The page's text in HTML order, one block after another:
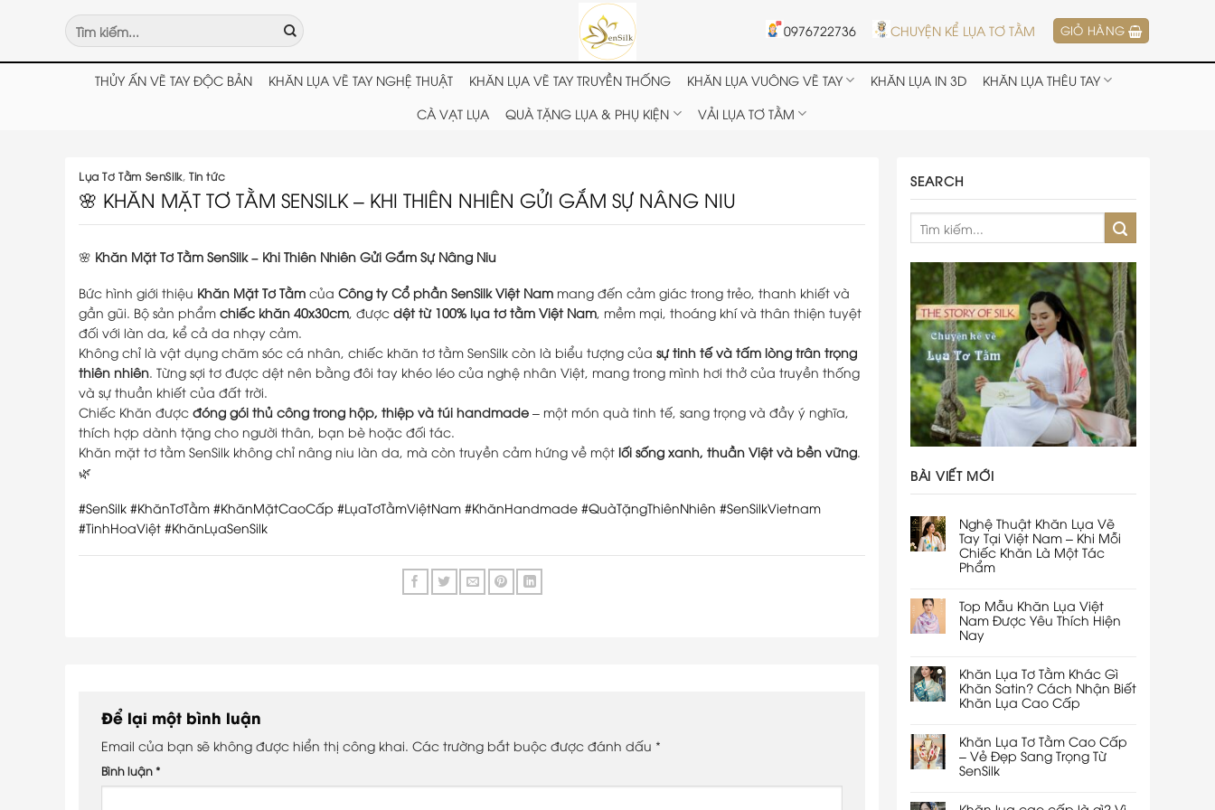
dung
Tìm
kiếm:
0976722736 CHUYỆN KỂ LỤA TƠ TẰM GIỎ HÀNG
THỦY ẤN VẼ TAY ĐỘC BẢN KHĂN LỤA VẼ TAY NGHỆ THUẬT KHĂN LỤA VẼ TAY TRUYỀN THỐNG KHĂN LỤA VUÔNG VẼ TAY KHĂN LỤA IN 3D
KHĂN LỤA THÊU TAY
CÀ VẠT LỤA
QUÀ TẶNG LỤA & PHỤ KIỆN VẢI LỤA TƠ TẰM
Lụa Tơ Tằm SenSilk,Tin tức
🌸 KHĂN MẶT TƠ TẰM SENSILK – KHI THIÊN NHIÊN GỬI GẮM SỰ NÂNG NIU
🌸 Khăn Mặt Tơ Tằm SenSilk – Khi Thiên Nhiên Gửi Gắm Sự Nâng Niu
Bức hình giới thiệu Khăn Mặt Tơ Tằm của Công ty Cổ phần SenSilk Việt Nam mang đến cảm giác trong trẻo, thanh khiết và
gần gũi. Bộ sản phẩm chiếc khăn 40x30cm, được dệt từ 100% lụa tơ tằm Việt Nam, mềm mại, thoáng khí và thân thiện tuyệt
đối với làn da, kể cả da nhạy cảm.
Không chỉ là vật dụng chăm sóc cá nhân, chiếc khăn tơ tằm SenSilk còn là biểu tượng của sự tinh tế và tấm lòng trân trọng
thiên nhiên. Từng sợi tơ được dệt nên bằng đôi tay khéo léo của nghệ nhân Việt, mang trong mình hơi thở của truyền thống
và sự thuần khiết của đất trời.
Chiếc Khăn được đóng gói thủ công trong hộp, thiệp và túi handmade – một món quà tinh tế, sang trọng và đầy ý nghĩa,
thích hợp dành tặng cho người thân, bạn bè hoặc đối tác.
Khăn mặt tơ tằm SenSilk không chỉ nâng niu làn da, mà còn truyền cảm hứng về một lối sống xanh, thuần Việt và bền vững.
🌿
#SenSilk #KhănTơTằm #KhănMặtCaoCấp #LụaTơTằmViệtNam #KhănHandmade #QuàTặngThiênNhiên #SenSilkVietnam
#TinhHoaViệt #KhănLụaSenSilk
Để lại một bình luận
Email của bạn sẽ không được hiển thị công khai. Các trường bắt buộc được đánh dấu *
Bình luận *
SEARCH
BÀI VIẾT MỚI
Nghệ Thuật Khăn Lụa Vẽ
Tay Tại Việt Nam – Khi Mỗi
Chiếc Khăn Là Một Tác
Phẩm
Top Mẫu Khăn Lụa Việt
Nam Được Yêu Thích Hiện
Nay
Khăn Lụa Tơ Tằm Khác Gì
Khăn Satin? Cách Nhận Biết
Khăn Lụa Cao Cấp
Khăn Lụa Tơ Tằm Cao Cấp
– Vẻ Đẹp Sang Trọng Từ
SenSilk